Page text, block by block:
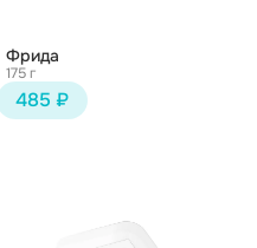
Фрида
175 г
485 ₽